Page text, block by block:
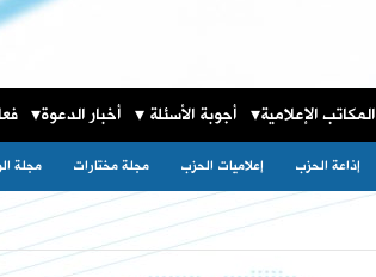
المكاتب الإعلامية أجوبة الأسئلة أخبار الدعوة
إذاعة الحزب إعلاميات الحزب مجلة مختارات مجلة